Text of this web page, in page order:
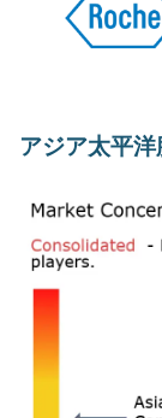
アジア太平